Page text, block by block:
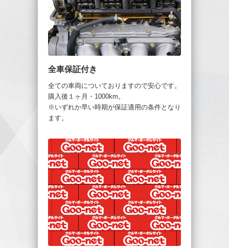
全車保証付き
全ての車両についておりますので安心です。
購入後１ヶ月・1000km。
※いずれか早い時期が保証適用の条件となり
ます。